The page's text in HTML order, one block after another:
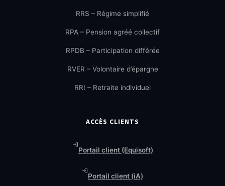
RRS – Régime simplifié
RPA – Pension agréé collectif
RPDB – Participation différée
RVER – Volontaire d’épargne
RRI – Retraite individuel
ACCÈS CLIENTS
Portail client (Equisoft)
Portail client (iA)